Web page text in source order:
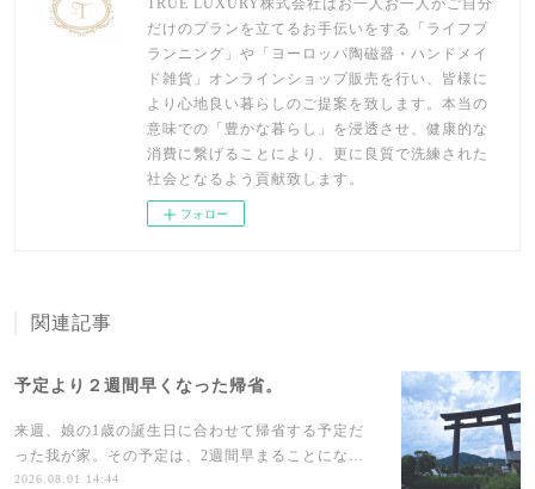
TRUE LUXURY株式会社はお一人お一人がご自分
だけのプランを立てるお手伝いをする「ライフプ
ランニング」や「ヨーロッパ陶磁器・ハンドメイ
ド雑貨」オンラインショップ販売を行い、皆様に
より心地良い暮らしのご提案を致します。本当の
意味での「豊かな暮らし」を浸透させ、健康的な
消費に繋げることにより、更に良質で洗練された
社会となるよう貢献致します。
フォロー
関連記事
予定より２週間早くなった帰省。
来週、娘の1歳の誕生日に合わせて帰省する予定だ
った我が家。その予定は、2週間早まることにな…
2026.08.01 14:44